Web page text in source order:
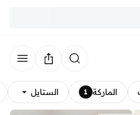
الماركة 1 الستايل